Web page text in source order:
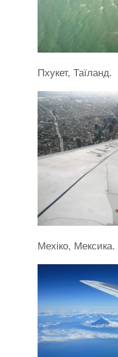
Пхукет, Таїланд.
Мехіко, Мексика.